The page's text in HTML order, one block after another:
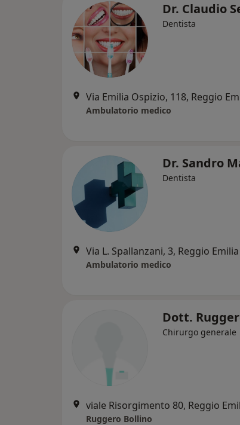
Dr. Claudio
Dentista
Via Emilia Ospizio, 118, Reggio
Ambulatorio medico
Dr. Sandro
Dentista
Via L. Spallanzani, 3, Reggio Emilia
Ambulatorio medico
Dott.
Chirurgo generale
Ruggero Bollino